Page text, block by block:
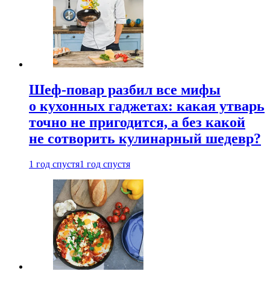
Шеф-повар разбил все мифы
о кухонных гаджетах: какая утварь
точно не пригодится, а без какой
не сотворить кулинарный шедевр?
1 год спустя1 год спустя